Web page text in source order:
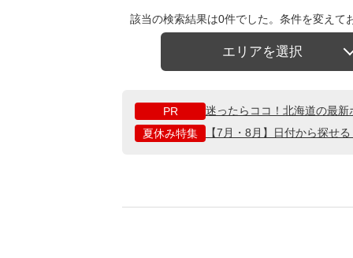
該当の検索結果は0件でした。条件を変えて
エリアを選択
PR
迷ったらココ！北海道の最
夏休み特集
【7月・8月】日付から探せ